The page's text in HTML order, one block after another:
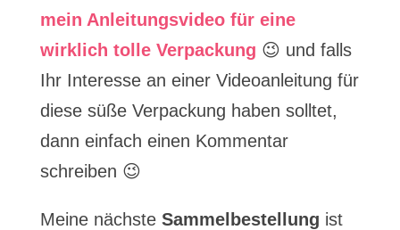
mein Anleitungsvideo für eine
wirklich tolle Verpackung 😉 und falls
Ihr Interesse an einer Videoanleitung für
diese süße Verpackung haben solltet,
dann einfach einen Kommentar
schreiben 😉
Meine nächste Sammelbestellung ist